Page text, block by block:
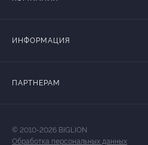
ИНФОРМАЦИЯ
ПАРТНЕРАМ
© 2010-2026 BIGLION
Обработка персональных данных